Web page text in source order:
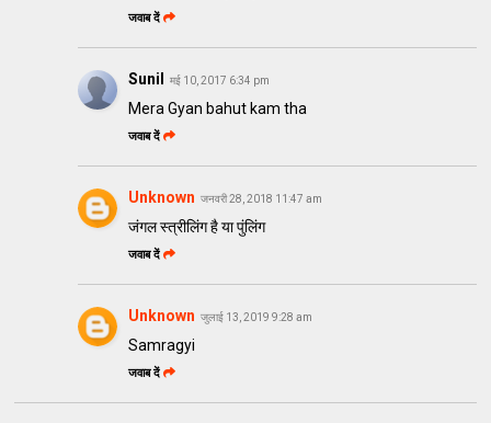
जवाब दें
Sunil मई 10, 2017 6:34 pm
Mera Gyan bahut kam tha
जवाब दें
Unknown जनवरी 28, 2018 11:47 am
जंगल स्त्रीलिंग है या पुंलिंग
जवाब दें
Unknown जुलाई 13, 2019 9:28 am
Samragyi
जवाब दें